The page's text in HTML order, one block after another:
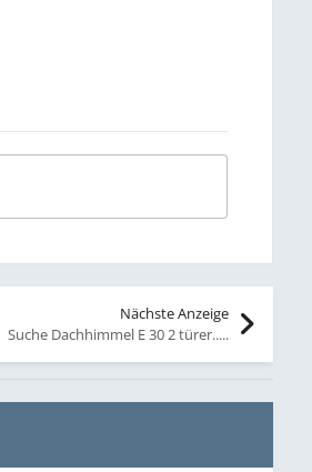
Nächste Anzeige
Suche Dachhimmel E 30 2 türer.....